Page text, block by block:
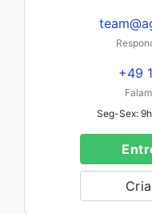
+49
Seg-Sex: